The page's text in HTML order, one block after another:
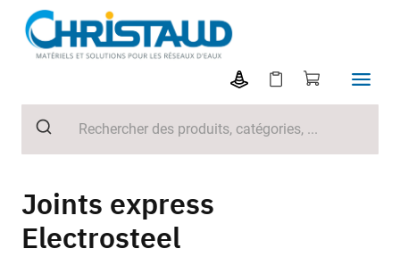
Joints express
Electrosteel